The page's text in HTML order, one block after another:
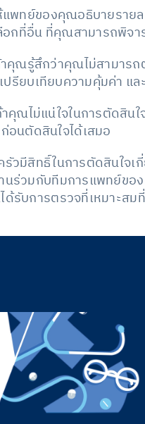
แพทย์ของคุณอธิบายราย
อกที่อื่น ที่คุณสามารถพิจ
คุณรู้สึกว่าคุณไม่สามารถ
ปรียบเทียบความคุ้มค่า แ
คุณไม่แน่ใจในการตัดสิ
อนตัดสินใจได้เสมอ
วมีสิทธิ์ในการตัดสินใจ
ร่วมกับทีมการแพทย์ขอ
รับการตรวจที่เหมาะสม